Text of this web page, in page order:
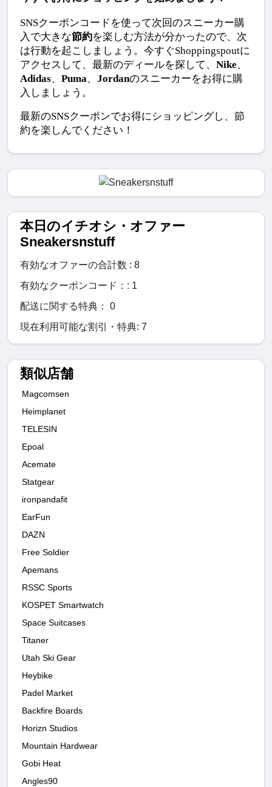
SNSクーポンコードを使って次回のスニーカー購
入で大きな節約を楽しむ方法が分かったので、次
は行動を起こしましょう。今すぐShoppingspoutに
アクセスして、最新のディールを探して、 Nike、
Adidas、 Puma、 Jordanのスニーカーをお得に購
入しましょう。
最新のSNSクーポンでお得にショッピングし、節
約を楽しんでください！
本日のイチオシ・オファー
Sneakersnstuff
有効なオファーの合計数 : 8
有効なクーポンコード：: 1
配送に関する特典： 0
現在利用可能な割引・特典: 7
類似店舗
Magcomsen
Heimplanet
TELESIN
Epoal
Acemate
Statgear
ironpandafit
EarFun
DAZN
Free Soldier
Apemans
RSSC Sports
KOSPET Smartwatch
Space Suitcases
Titaner
Utah Ski Gear
Heybike
Padel Market
Backfire Boards
Horizn Studios
Mountain Hardwear
Gobi Heat
Angles90